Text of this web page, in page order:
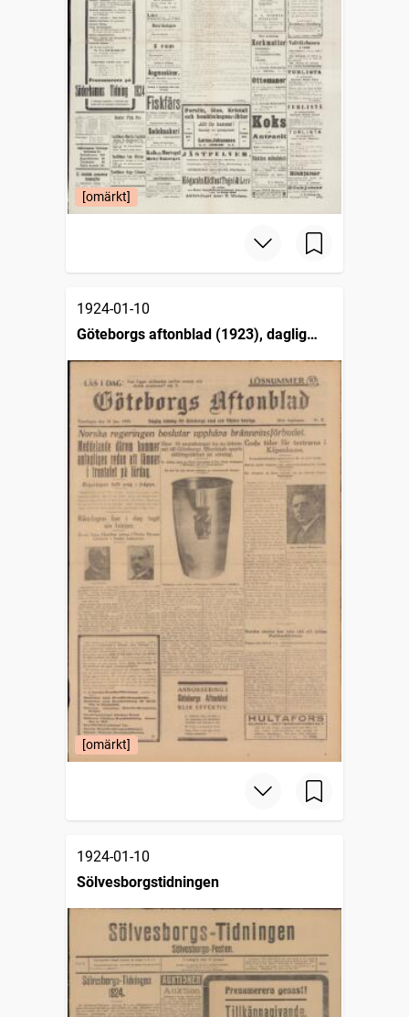
[omärkt]
1924-01-10
Göteborgs aftonblad (1923), daglig
Sverige
[omärkt]
1924-01-10
Sölvesborgstidningen